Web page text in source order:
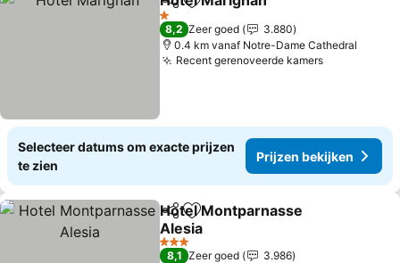
DelenToevoegen aan favorieten
1 Sterren
8,2 Zeer goed
3.880
0.4 km vanaf Notre-Dame Cathedral
Recent gerenoveerde kamers
Selecteer datums om exacte prijzen
te zien
Prijzen bekijken
DelenToevoegen aan favorieten
Hotel Montparnasse
Alesia
3 Sterren
8,1 Zeer goed
3.986